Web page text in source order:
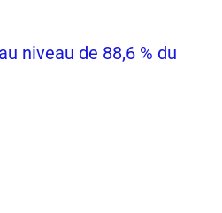
niveau de 88,6 % du